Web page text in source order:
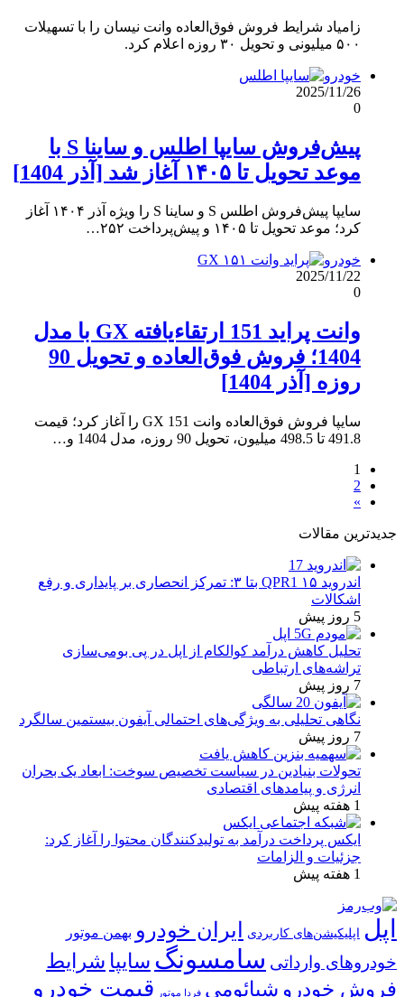
زامیاد شرایط فروش فوق‌العاده وانت نیسان را با تسهیلات
۵۰۰ میلیونی و تحویل ۳۰ روزه اعلام کرد.
خودرو
2025/11/26
0
پیش‌فروش سایپا اطلس و ساینا S با
موعد تحویل تا ۱۴۰۵ آغاز شد [آذر 1404]
سایپا پیش‌فروش اطلس S و ساینا S را ویژه آذر ۱۴۰۴ آغاز
کرد؛ موعد تحویل تا ۱۴۰۵ و پیش‌پرداخت ۲۵۲…
خودرو
2025/11/22
0
وانت پراید 151 ارتقاءیافته GX با مدل
1404؛ فروش فوق‌العاده و تحویل 90
روزه [آذر 1404]
سایپا فروش فوق‌العاده وانت 151 GX را آغاز کرد؛ قیمت
491.8 تا 498.5 میلیون، تحویل 90 روزه، مدل 1404 و…
1
2
»
جدیدترین مقالات
اندروید ۱۵ QPR1 بتا ۳: تمرکز انحصاری بر پایداری و رفع
اشکالات
5 روز پیش
تحلیل کاهش درآمد کوالکام از اپل در پی بومی‌سازی
تراشه‌های ارتباطی
7 روز پیش
نگاهی تحلیلی به ویژگی‌های احتمالی آیفون بیستمین سالگرد
7 روز پیش
تحولات بنیادین در سیاست تخصیص سوخت: ابعاد یک بحران
انرژی و پیامدهای اقتصادی
1 هفته پیش
ایکس پرداخت درآمد به تولیدکنندگان محتوا را آغاز کرد:
جزئیات و الزامات
1 هفته پیش
اپل اپلیکیشن‌های کاربردی ایران خودرو بهمن موتور
خودروهای وارداتی سامسونگ سایپا شرایط
فروش خودرو شیائومی فردا موتور قیمت خودرو